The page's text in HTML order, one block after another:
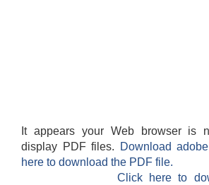
It appears your Web browser is
display PDF files.
Download
here to download the PDF file.
Click here to